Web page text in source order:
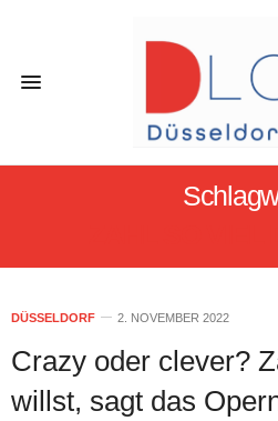
DÜSSELDORF 2. NOVEMBER 2022
Crazy oder clever?
willst, sagt das